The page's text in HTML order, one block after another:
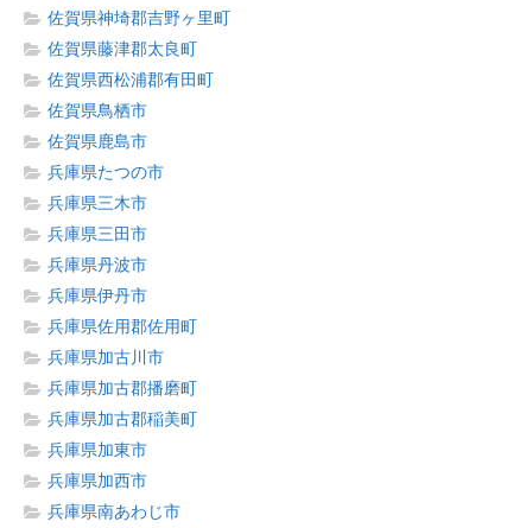
佐賀県神埼郡吉野ヶ里町
佐賀県藤津郡太良町
佐賀県西松浦郡有田町
佐賀県鳥栖市
佐賀県鹿島市
兵庫県たつの市
兵庫県三木市
兵庫県三田市
兵庫県丹波市
兵庫県伊丹市
兵庫県佐用郡佐用町
兵庫県加古川市
兵庫県加古郡播磨町
兵庫県加古郡稲美町
兵庫県加東市
兵庫県加西市
兵庫県南あわじ市